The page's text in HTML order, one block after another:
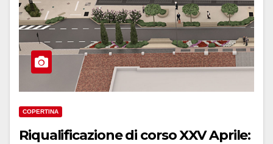
COPERTINA
Riqualificazione di corso XXV Aprile: